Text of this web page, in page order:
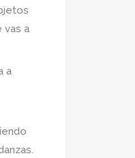
vas a
a